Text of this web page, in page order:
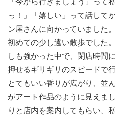
っ！」「嬉しい」って話して
ン屋さんに向かっていました
初めての少し遠い散歩でした
しも強かった中で、閉店時間
押せるギリギリのスピードで
とてもいい香りが広がり、並
がアート作品のように見えま
りと店内を案内してもらい、